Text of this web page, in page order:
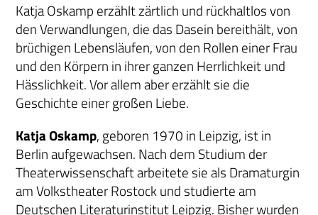
Katja Oskamp erzählt zärtlich und rückhaltlos von
den Verwandlungen, die das Dasein bereithält, von
brüchigen Lebensläufen, von den Rollen einer Frau
und den Körpern in ihrer ganzen Herrlichkeit und
Hässlichkeit. Vor allem aber erzählt sie die
Geschichte einer großen Liebe.
Katja Oskamp, geboren 1970 in Leipzig, ist in
Berlin aufgewachsen. Nach dem Studium der
Theaterwissenschaft arbeitete sie als Dramaturgin
am Volkstheater Rostock und studierte am
Deutschen Literaturinstitut Leipzig. Bisher wurden